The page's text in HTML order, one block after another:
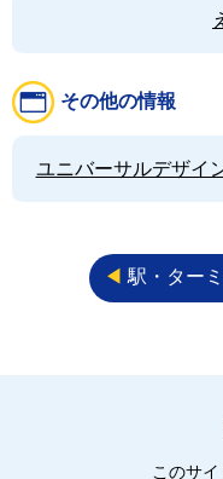
その他の情報
ユニバーサルデザイ
◀︎ 駅・ター
このサ